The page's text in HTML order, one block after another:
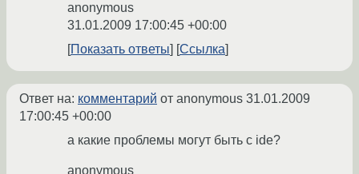
anonymous
31.01.2009 17:00:45 +00:00
Показать ответы
Ссылка
Ответ на: комментарий от anonymous 31.01.2009
17:00:45 +00:00
а какие проблемы могут быть с ide?
anonymous